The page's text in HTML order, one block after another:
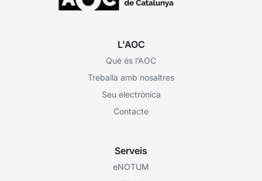
L'AOC
Què és l’AOC
Treballa amb nosaltres
Seu electrònica
Contacte
Serveis
eNOTUM